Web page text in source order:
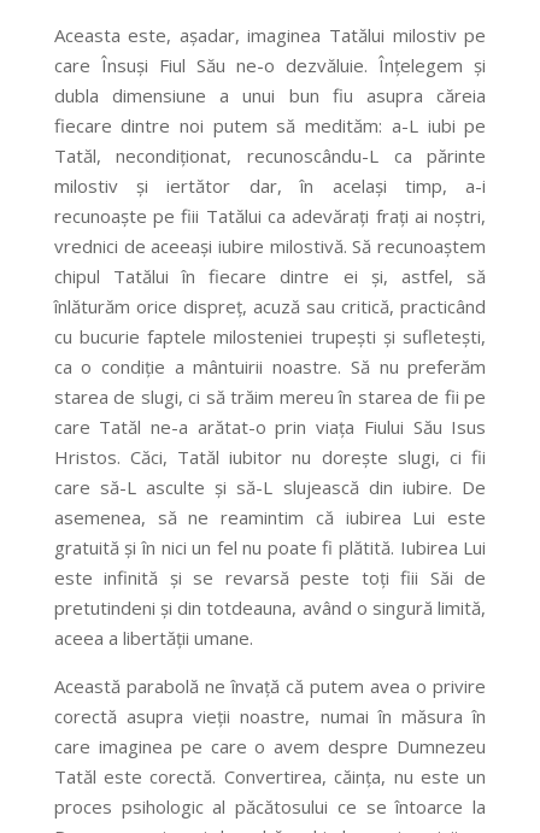
Aceasta este, așadar, imaginea Tatălui milostiv pe
care Însuși Fiul Său ne-o dezvăluie. Înțelegem și
dubla dimensiune a unui bun fiu asupra căreia
fiecare dintre noi putem să medităm: a-L iubi pe
Tatăl, necondiționat, recunoscându-L ca părinte
milostiv și iertător dar, în același timp, a-i
recunoaște pe fiii Tatălui ca adevărați frați ai noștri,
vrednici de aceeași iubire milostivă. Să recunoaștem
chipul Tatălui în fiecare dintre ei și, astfel, să
înlăturăm orice dispreț, acuză sau critică, practicând
cu bucurie faptele milosteniei trupești și sufletești,
ca o condiție a mântuirii noastre. Să nu preferăm
starea de slugi, ci să trăim mereu în starea de fii pe
care Tatăl ne-a arătat-o prin viața Fiului Său Isus
Hristos. Căci, Tatăl iubitor nu dorește slugi, ci fii
care să-L asculte și să-L slujească din iubire. De
asemenea, să ne reamintim că iubirea Lui este
gratuită și în nici un fel nu poate fi plătită. Iubirea Lui
este infinită și se revarsă peste toți fiii Săi de
pretutindeni și din totdeauna, având o singură limită,
aceea a libertății umane.
Această parabolă ne învață că putem avea o privire
corectă asupra vieții noastre, numai în măsura în
care imaginea pe care o avem despre Dumnezeu
Tatăl este corectă. Convertirea, căința, nu este un
proces psihologic al păcătosului ce se întoarce la